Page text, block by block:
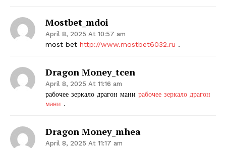
Mostbet_mdoi
April 8, 2025 At 10:57 am
most bet http://www.mostbet6032.ru .
Dragon Money_tcen
April 8, 2025 At 11:16 am
рабочее зеркало драгон мани рабочее зеркало драгон
мани .
Dragon Money_mhea
April 8, 2025 At 11:17 am